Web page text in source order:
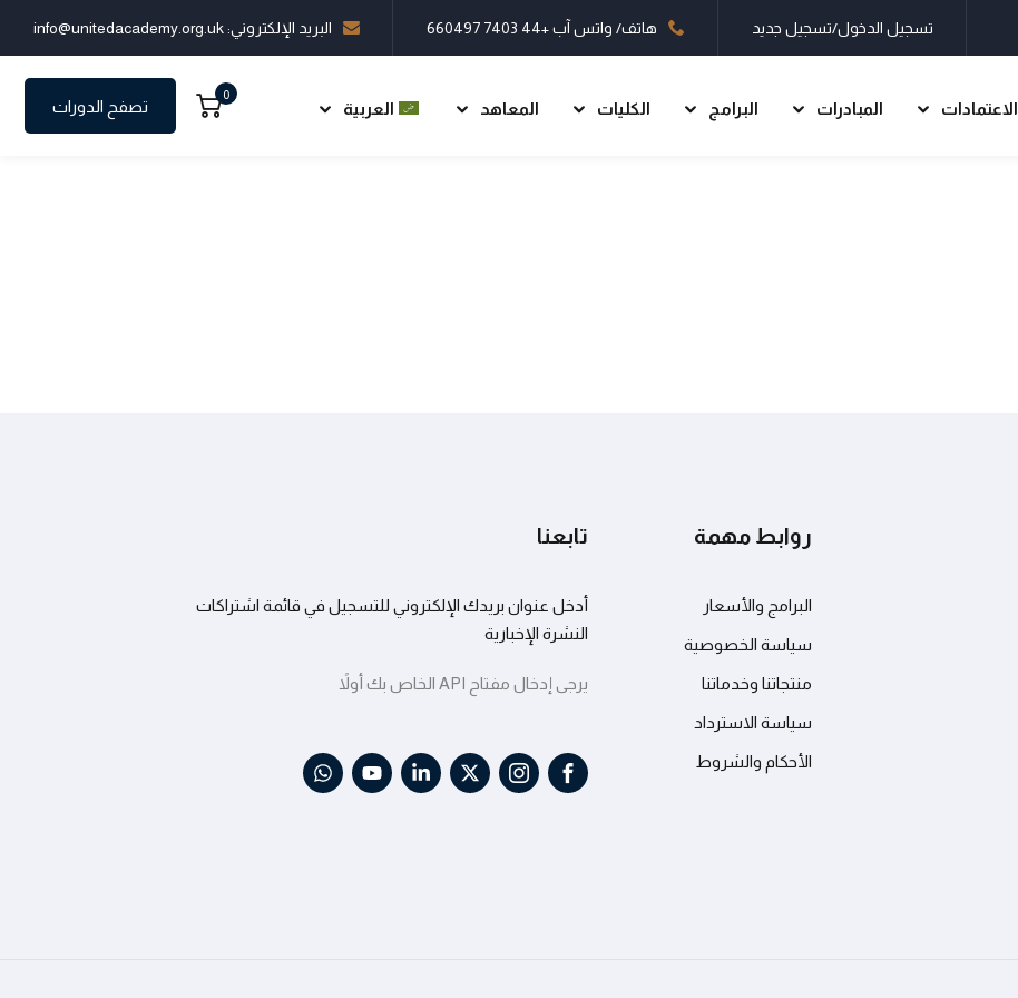
تسجيل الدخول/تسجيل جديد هاتف/ واتس آب+44 7403 660497 البريد الإلكتروني: info@unitedacademy.org.uk
الاعتمادات المبادرات البرامج الكليات المعاهد العربية
0
تصفح الدورات
روابط مهمة
البرامج والأسعار
سياسة الخصوصية
منتجاتنا وخدماتنا
سياسة الاسترداد
الأحكام والشروط
تابعنا
أدخل عنوان بريدك الإلكتروني للتسجيل في قائمة اشتراكات
النشرة الإخبارية
يرجى إدخال مفتاح API الخاص بك أولاً